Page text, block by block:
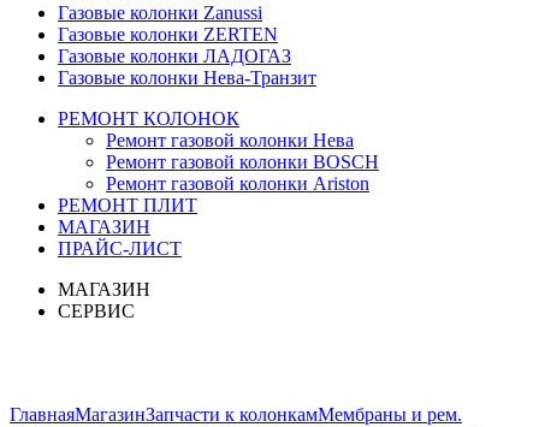
Газовые колонки Zanussi
Газовые колонки ZERTEN
Газовые колонки ЛАДОГАЗ
Газовые колонки Нева-Транзит
РЕМОНТ КОЛОНОК
Ремонт газовой колонки Нева
Ремонт газовой колонки BOSCH
Ремонт газовой колонки Ariston
РЕМОНТ ПЛИТ
МАГАЗИН
ПРАЙС-ЛИСТ
МАГАЗИН
СЕРВИС
ГлавнаяМагазинЗапчасти к колонкамМембраны и рем.